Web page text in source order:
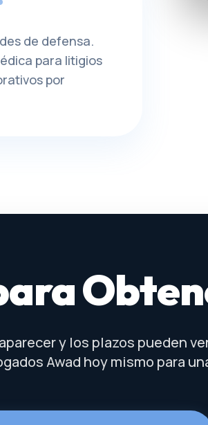
de defensa.
para litigios
por
y los plazos pueden
Awad hoy mismo para